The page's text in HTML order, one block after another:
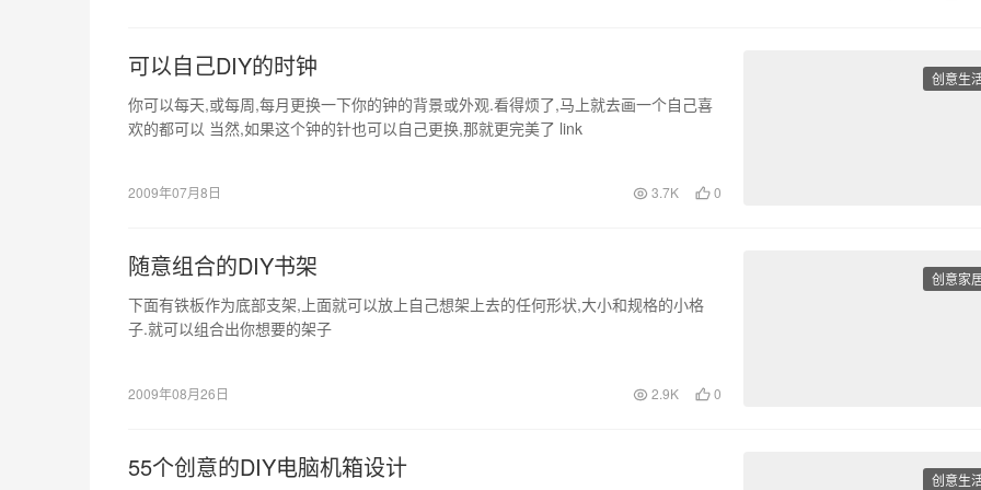
创意生
可以自己DIY的时钟
你可以每天,或每周,每月更换一下你的钟的背景或外观.看得烦了,马上就去画一个自己喜
欢的都可以 当然,如果这个钟的针也可以自己更换,那就更完美了 link
2009年07月8日 3.7K 0
创意家
随意组合的DIY书架
下面有铁板作为底部支架,上面就可以放上自己想架上去的任何形状,大小和规格的小格
子.就可以组合出你想要的架子
2009年08月26日 2.9K 0
创意生
55个创意的DIY电脑机箱设计